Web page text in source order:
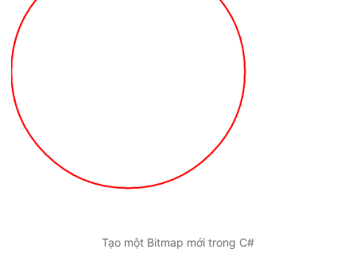
Tạo một Bitmap mới trong C#